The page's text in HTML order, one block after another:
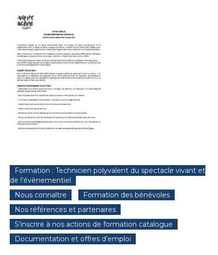
Formation : Technicien polyvalent du spectacle vivant et
de l’évènementiel
Nous connaître
Formation des bénévoles
Nos références et partenaires
S’inscrire à nos actions de formation catalogue
Documentation et offres d’emploi